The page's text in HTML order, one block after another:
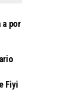
a por
Fiyi